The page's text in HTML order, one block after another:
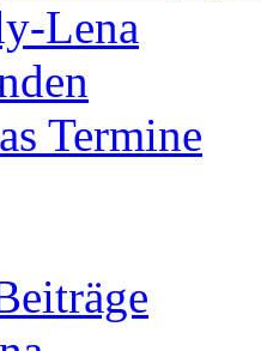
Lena
Termine